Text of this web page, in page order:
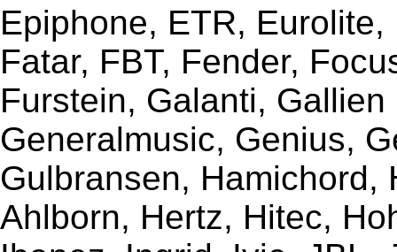
Epiphone, ETR,
Fatar, FBT, Fender,
Furstein, Galanti,
Generalmusic, Genius,
Gulbransen, Hamichord,
Ahlborn, Hertz, Hitec,